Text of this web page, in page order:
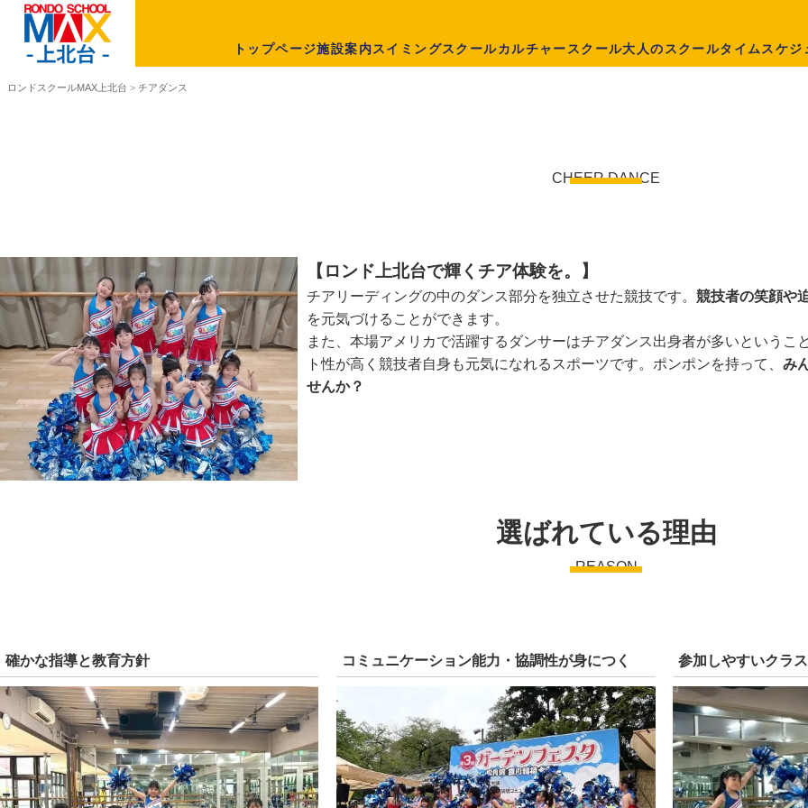
トップページ施設案内スイミングスクールカルチャースクール大人のスクールタイムスケジ
ロンドスクールMAX上北台 > チアダンス
CHEER DANCE
【ロンド上北台で輝くチア体験を。】
チアリーディングの中のダンス部分を独立させた競技です。 競技者の笑顔や
を元気づけることができます。
また、本場アメリカで活躍するダンサーはチアダンス出身者が多いというこ
ト性が高く競技者自身も元気になれるスポーツです。ポンポンを持って、 み
せんか？
REASON
選ばれている理由
確かな指導と教育方針 コミュニケーション能力・協調性が身につく 参加しやすいクラ